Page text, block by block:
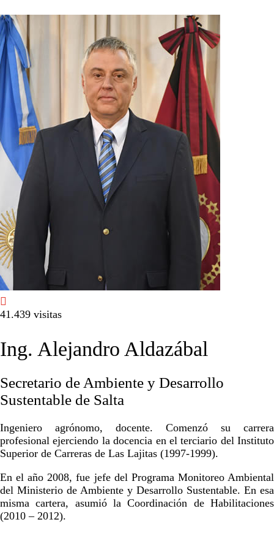

41.439 visitas
Ing. Alejandro Aldazábal
Secretario de Ambiente y Desarrollo
Sustentable de Salta
Ingeniero agrónomo, docente. Comenzó su carrera
profesional ejerciendo la docencia en el terciario del Instituto
Superior de Carreras de Las Lajitas (1997-1999).
En el año 2008, fue jefe del Programa Monitoreo Ambiental
del Ministerio de Ambiente y Desarrollo Sustentable. En esa
misma cartera, asumió la Coordinación de Habilitaciones
(2010 – 2012).